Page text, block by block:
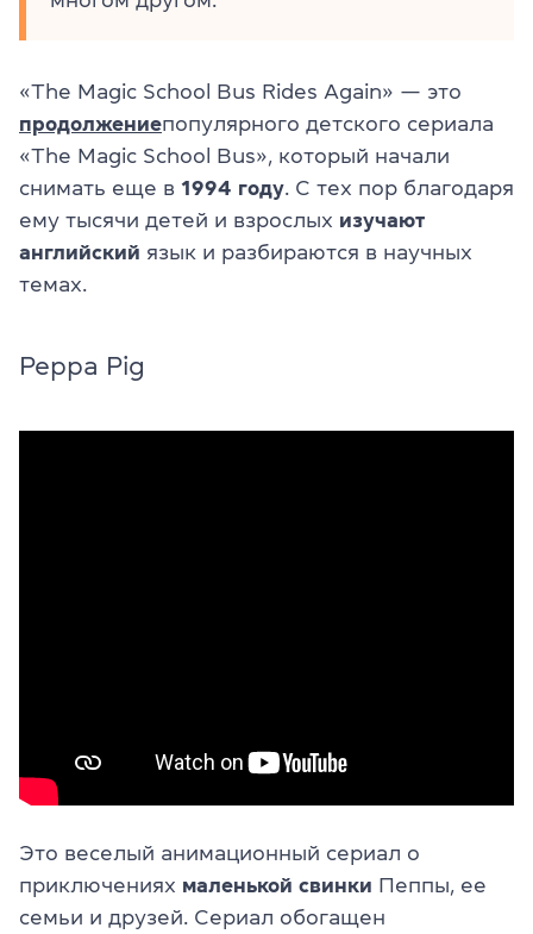
«The Magic School Bus Rides Again» — это
продолжениепопулярного детского сериала
«The Magic School Bus», который начали
снимать еще в 1994 году . С тех пор благодаря
ему тысячи детей и взрослых изучают
английский язык и разбираются в научных
темах.
Peppa Pig
Это веселый анимационный сериал о
приключениях маленькой свинки Пеппы, ее
семьи и друзей. Сериал обогащен